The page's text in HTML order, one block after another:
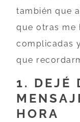
también que
que otras me
complicadas
que
1. DEJÉ
HORA